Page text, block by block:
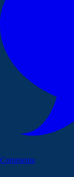
Commenta